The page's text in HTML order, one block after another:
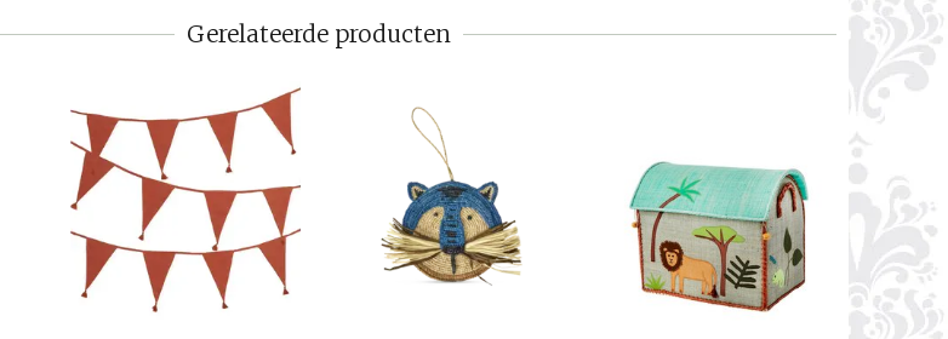
Gerelateerde producten